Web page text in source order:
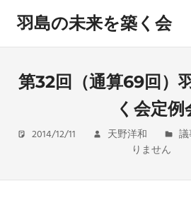
テ
羽島の未来を築く会
hashima
kizukukai
第32回（通算69回）
く会定例
2014/12/11 天野洋和
りません